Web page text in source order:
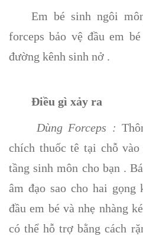
Em bé sinh ngôi
forceps bảo vệ đầu em
đường kênh sinh nở .
Điều gì xảy ra
Dùng Forceps :
chích thuốc tê tại chỗ vào
tầng sinh môn cho bạn .
âm đạo sao cho hai gọng
đầu em bé và nhẹ nhàng
có thể hỗ trợ bằng cách